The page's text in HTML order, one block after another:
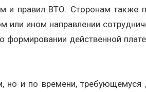
и правил ВТО. Сторонам также
или ином направлении
формировании действенной
и по времени, требующемуся